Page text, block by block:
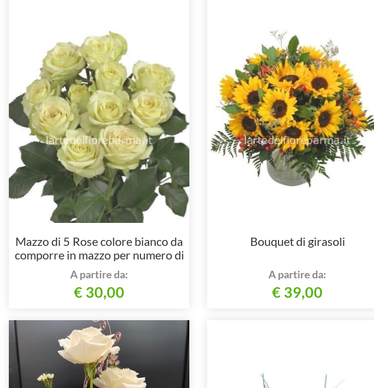
Mazzo di 5 Rose colore bianco da
comporre in mazzo per numero di
steli.
A partire da:
€ 30,00
Bouquet di girasoli
A partire da:
€ 39,00